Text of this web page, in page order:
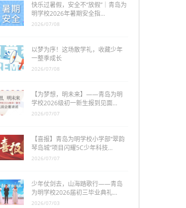
快乐过暑假，安全不“放假”｜青岛为
明学校2026年暑期安全指…
2026/07/08
以梦为序！这场散学礼，收藏少年
一整季成长
2026/07/08
【为梦想，明未来】——青岛为明
学校2026级初一新生报到见面…
2026/07/07
【喜报】青岛为明学校小学部“翠韵
琴岛城”项目闪耀5C少年科技…
2026/07/07
少年仗剑去，山海踏歌行——青岛
为明学校2026届初三毕业典礼…
2026/07/03